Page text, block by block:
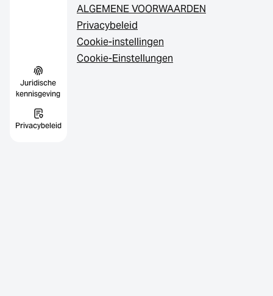
Juridische
kennisgeving
Privacybeleid
ALGEMENE VOORWAARDEN
Privacybeleid
Cookie-instellingen
Cookie-Einstellungen